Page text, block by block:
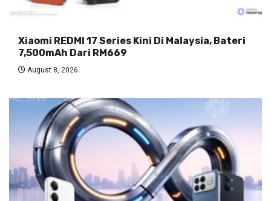
Xiaomi REDMI 17 Series Kini Di Malaysia, Bateri
7,500mAh Dari RM669
August 8, 2026